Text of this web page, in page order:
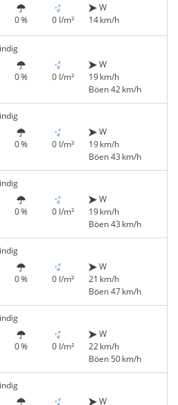
0 % 0 l/m²
W
14 km/h
0 % 0 l/m²
W
19 km/h
Böen 42 km/h
0 % 0 l/m²
W
19 km/h
Böen 43 km/h
0 % 0 l/m²
W
19 km/h
Böen 43 km/h
0 % 0 l/m²
W
21 km/h
Böen 47 km/h
0 % 0 l/m²
W
22 km/h
Böen 50 km/h
W